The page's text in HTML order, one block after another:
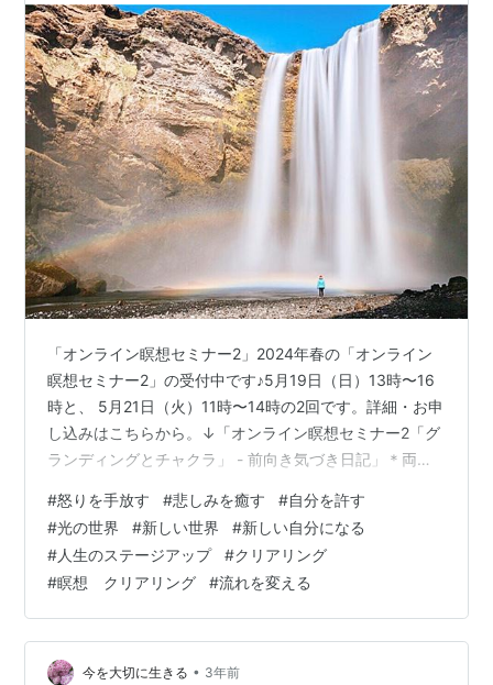
「オンライン瞑想セミナー2」2024年春の「オンライン
瞑想セミナー2」の受付中です♪5月19日（日）13時〜16
時と、 5月21日（火）11時〜14時の2回です。詳細・お申
し込みはこちらから。↓「オンライン瞑想セミナー2「グ
ランディングとチャクラ」 - 前向き気づき日記」＊両日
にどうぞ(^^) 今日は、 怒りや悲しみ、憎しみを経験する
ことを 卒業するためのお話です。 それらを経験するの
は、それが必要だからです。 でもそれが必要ではなくな
ったら、 もう経験することはなくなるでしょう。 ではど
うしてまだそれを経験する必要があるのか？ どうすれば
必要…
#怒りを手放す #悲しみを癒す #自分を許す
#光の世界 #新しい世界 #新しい自分になる
#人生のステージアップ #クリアリング
#瞑想 クリアリング #流れを変える
今を大切に生きる • 3年前